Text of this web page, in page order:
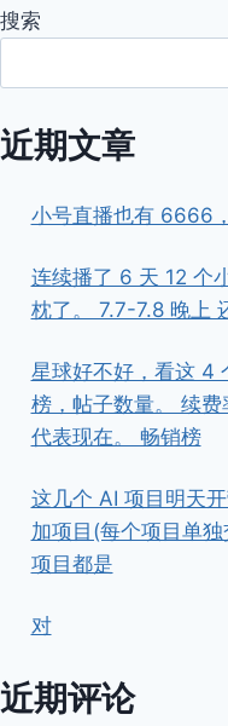
搜索
近期文章
小号直播也有 6666
连续播了 6 天 12 个
枕了。 7.7-7.8 晚上
星球好不好，看这 4
榜，帖子数量。 续费
代表现在。 畅销榜
这几个 AI 项目明天
加项目(每个项目单
项目都是
对
近期评论